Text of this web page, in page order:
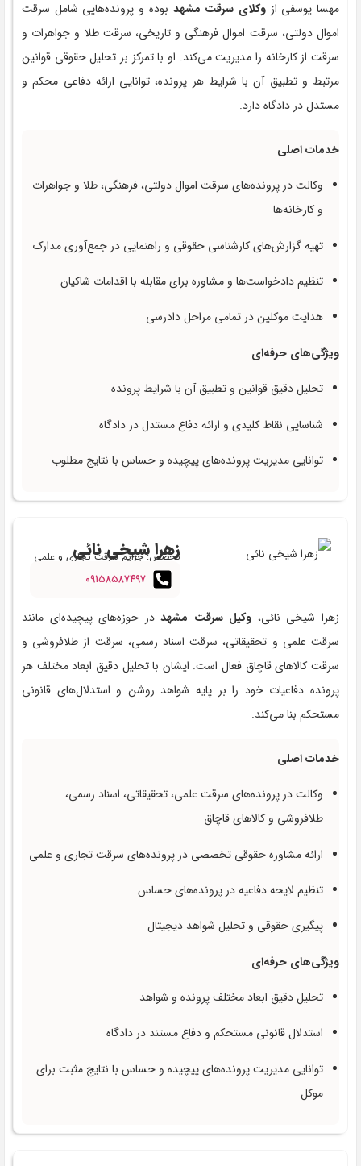
مهسا یوسفی ازوکلای سرقت مشهد بوده و پرونده‌هایی شامل سرقت
اموال دولتی، سرقت اموال فرهنگی و تاریخی، سرقت طلا و جواهرات و
سرقت از کارخانه را مدیریت می‌کند. او با تمرکز بر تحلیل حقوقی قوانین
مرتبط و تطبیق آن با شرایط هر پرونده، توانایی ارائه دفاعی محکم و
مستدل در دادگاه دارد.
خدمات اصلی
وکالت در پرونده‌های سرقت اموال دولتی، فرهنگی، طلا و جواهرات
و کارخانه‌ها
تهیه گزارش‌های کارشناسی حقوقی و راهنمایی در جمع‌آوری مدارک
تنظیم دادخواست‌ها و مشاوره برای مقابله با اقدامات شاکیان
هدایت موکلین در تمامی مراحل دادرسی
ویژگی‌های حرفه‌ای
تحلیل دقیق قوانین و تطبیق آن با شرایط پرونده
شناسایی نقاط کلیدی و ارائه دفاع مستدل در دادگاه
توانایی مدیریت پرونده‌های پیچیده و حساس با نتایج مطلوب
زهرا شیخی نائی
تخصص: جرایم سرقت تجاری و علمی
۰۹۱۵۸۵۸۷۴۹۷
زهرا شیخی نائی، وکیل سرقت مشهددر حوزه‌های پیچیده‌ای مانند
سرقت علمی و تحقیقاتی، سرقت اسناد رسمی، سرقت از طلافروشی و
سرقت کالاهای قاچاق فعال است. ایشان با تحلیل دقیق ابعاد مختلف هر
پرونده دفاعیات خود را بر پایه شواهد روشن و استدلال‌های قانونی
مستحکم بنا می‌کند.
خدمات اصلی
وکالت در پرونده‌های سرقت علمی، تحقیقاتی، اسناد رسمی،
طلافروشی و کالاهای قاچاق
ارائه مشاوره حقوقی تخصصی در پرونده‌های سرقت تجاری و علمی
تنظیم لایحه دفاعیه در پرونده‌های حساس
پیگیری حقوقی و تحلیل شواهد دیجیتال
ویژگی‌های حرفه‌ای
تحلیل دقیق ابعاد مختلف پرونده و شواهد
استدلال قانونی مستحکم و دفاع مستند در دادگاه
توانایی مدیریت پرونده‌های پیچیده و حساس با نتایج مثبت برای
موکل